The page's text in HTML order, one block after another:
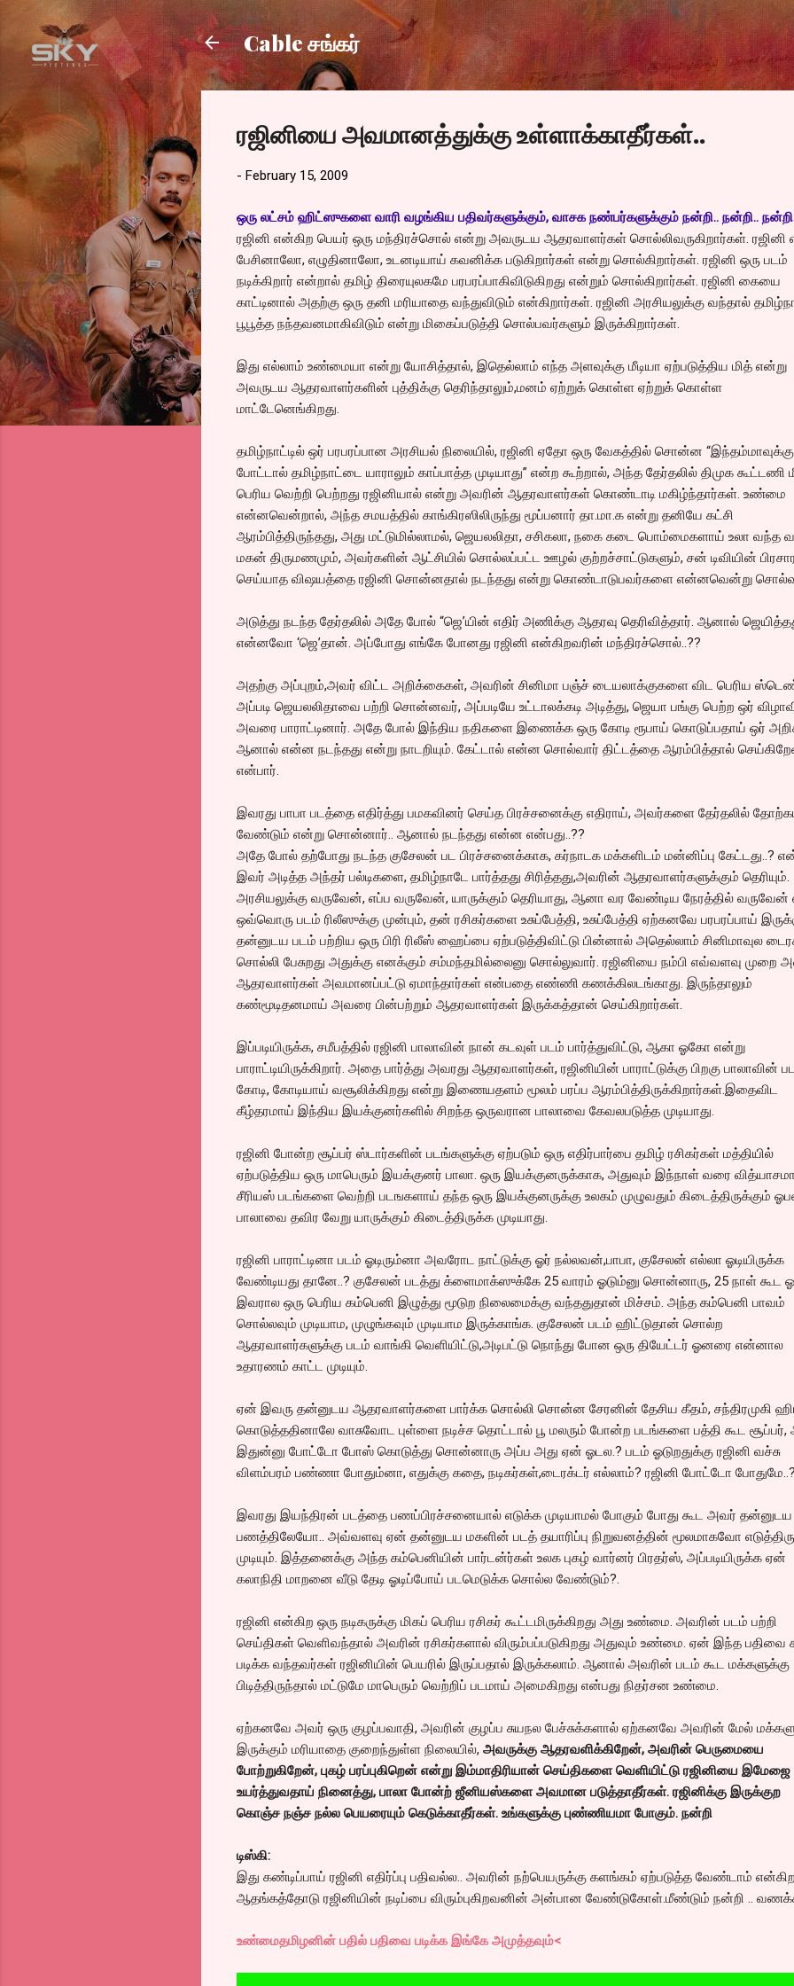
Skip to main content
Cable சங்கர்
ரஜினியை அவமானத்துக்கு உள்ளாக்காதீர்கள்..
- February 15, 2009
ஒரு லட்சம் ஹிட்ஸுகளை வாரி வழங்கிய பதிவர்களுக்கும், வாசக நண்பர்களுக்கும் நன்றி.. நன்றி..
ரஜினி என்கிற பெயர் ஒரு மந்திரச்சொல் என்று அவருடய ஆதரவாளர்கள் சொல்லிவருகிறார்கள். ரஜினி
பேசினாலோ, எழுதினாலோ, உடனடியாய் கவனிக்க படுகிறார்கள் என்று சொல்கிறார்கள். ரஜினி ஒரு படம்
நடிக்கிறார் என்றால் தமிழ் திரையுலகமே பரபரப்பாகிவிடுகிறது என்றும் சொல்கிறார்கள். ரஜினி கையை
காட்டினால் அதற்கு ஒரு தனி மரியாதை வந்துவிடும் என்கிறார்கள். ரஜினி அரசியலுக்கு வந்தால்
பூபூத்த நந்தவனமாகிவிடும் என்று மிகைப்படுத்தி சொல்பவர்களும் இருக்கிறார்கள்.
இது எல்லாம் உண்மையா என்று யோசித்தால், இதெல்லாம் எந்த அளவுக்கு மீடியா ஏற்படுத்திய மித் என்று
அவருடய ஆதரவாளர்களின் புத்திக்கு தெரிந்தாலும்,மனம் ஏற்றுக் கொள்ள ஏற்றுக் கொள்ள
மாட்டேனெங்கிறது.
தமிழ்நாட்டில் ஒர் பரபரப்பான அரசியல் நிலையில், ரஜினி ஏதோ ஒரு வேகத்தில் சொன்ன “இந்தம்மாவுக்கு
போட்டால் தமிழ்நாட்டை யாராலும் காப்பாத்த முடியாது” என்ற கூற்றால், அந்த தேர்தலில் திமுக கூட்டணி
பெரிய வெற்றி பெற்றது ரஜினியால் என்று அவரின் ஆதரவாளர்கள் கொண்டாடி மகிழ்ந்தார்கள். உண்மை
என்னவென்றால், அந்த சமயத்தில் காங்கிரஸிலிருந்து மூப்பனார் தா.மா.க என்று தனியே கட்சி
ஆரம்பித்திருந்தது, அது மட்டுமில்லாமல், ஜெயலலிதா, சசிகலா, நகை கடை பொம்மைகளாய் உலா வந்த
மகன் திருமணமும், அவர்களின் ஆட்சியில் சொல்லப்பட்ட ஊழல் குற்றச்சாட்டுகளும், சன் டிவியின்
செய்யாத விஷயத்தை ரஜினி சொன்னதால் நடந்தது என்று கொண்டாடுபவர்களை என்னவென்று
அடுத்து நடந்த தேர்தலில் அதே போல் “ஜெ’யின் எதிர் அணிக்கு ஆதரவு தெரிவித்தார். ஆனால்
என்னவோ ‘ஜெ’தான். அப்போது எங்கே போனது ரஜினி என்கிறவரின் மந்திரச்சொல்..??
அதற்கு அப்புறம்,அவர் விட்ட அறிக்கைகள், அவரின் சினிமா பஞ்ச் டையலாக்குகளை விட பெரிய
அப்படி ஜெயலலிதாவை பற்றி சொன்னவர், அப்படியே உட்டாலக்கடி அடித்து, ஜெயா பங்கு பெற்ற ஒர்
அவரை பாராட்டினார். அதே போல் இந்திய நதிகளை இணைக்க ஒரு கோடி ரூபாய் கொடுப்பதாய் ஒர்
ஆனால் என்ன நடந்தது என்று நாடறியும். கேட்டால் என்ன சொல்வார் திட்டத்தை ஆரம்பித்தால்
என்பார்.
இவரது பாபா படத்தை எதிர்த்து பமகவினர் செய்த பிரச்சனைக்கு எதிராய், அவர்களை தேர்தலில்
வேண்டும் என்று சொன்னார்.. ஆனால் நடந்தது என்ன என்பது..??
அதே போல் தற்போது நடந்த குசேலன் பட பிரச்சனைக்காக, கர்நாடக மக்களிடம் மன்னிப்பு கேட்டது..?
இவர் அடித்த அந்தர் பல்டிகளை, தமிழ்நாடே பார்த்தது சிரித்தது,அவரின் ஆதரவாளர்களுக்கும் தெரியும்.
அரசியலுக்கு வருவேன், எப்ப வருவேன், யாருக்கும் தெரியாது, ஆனா வர வேண்டிய நேரத்தில் வருவேன்
ஒவ்வொரு படம் ரிலீஸுக்கு முன்பும், தன் ரசிகர்களை உசுப்பேத்தி, உசுப்பேத்தி ஏற்கனவே பரபரப்பாய்
தன்னுடய படம் பற்றிய ஒரு பிரி ரிலீஸ் ஹைப்பை ஏற்படுத்திவிட்டு பின்னால் அதெல்லாம் சினிமாவுல
சொல்லி பேசுறது அதுக்கு எனக்கும் சம்மந்தமில்லைனு சொல்லுவார். ரஜினியை நம்பி எவ்வளவு முறை
ஆதரவாளர்கள் அவமானப்பட்டு ஏமாந்தார்கள் என்பதை எண்ணி கணக்கிலடங்காது. இருந்தாலும்
கண்மூடிதனமாய் அவரை பின்பற்றும் ஆதரவாளர்கள் இருக்கத்தான் செய்கிறார்கள்.
இப்படியிருக்க, சமீபத்தில் ரஜினி பாலாவின் நான் கடவுள் படம் பார்த்துவிட்டு, ஆகா ஓகோ என்று
பாராட்டியிருக்கிறார். அதை பார்த்து அவரது ஆதரவாளர்கள், ரஜினியின் பாராட்டுக்கு பிறகு பாலாவின்
கோடி, கோடியாய் வசூலிக்கிறது என்று இணையதளம் மூலம் பரப்ப ஆரம்பித்திருக்கிறார்கள்.இதைவிட
கீழ்தரமாய் இந்திய இயக்குனர்களில் சிறந்த ஒருவரான பாலாவை கேவலபடுத்த முடியாது.
ரஜினி போன்ற சூப்பர் ஸ்டார்களின் படங்களுக்கு ஏற்படும் ஒரு எதிர்பார்பை தமிழ் ரசிகர்கள் மத்தியில்
ஏற்படுத்திய ஒரு மாபெரும் இயக்குனர் பாலா. ஒரு இயக்குனருக்காக, அதுவும் இந்நாள் வரை
சீரியஸ் படங்களை வெற்றி படஙகளாய் தந்த ஒரு இயக்குனருக்கு உலகம் முழுவதும் கிடைத்திருக்கும்
பாலாவை தவிர வேறு யாருக்கும் கிடைத்திருக்க முடியாது.
ரஜினி பாராட்டினா படம் ஓடிரும்னா அவரோட நாட்டுக்கு ஓர் நல்லவன்,பாபா, குசேலன் எல்லா ஓடியிருக்க
வேண்டியது தானே..? குசேலன் படத்து க்ளைமாக்ஸுக்கே 25 வாரம் ஓடும்னு சொன்னாரு, 25 நாள் கூட
இவரால ஒரு பெரிய கம்பெனி இழுத்து மூடுற நிலைமைக்கு வந்ததுதான் மிச்சம். அந்த கம்பெனி பாவம்
சொல்லவும் முடியாம, முழுங்கவும் முடியாம இருக்காங்க. குசேலன் படம் ஹிட்டுதான் சொல்ற
ஆதரவாளர்களுக்கு படம் வாங்கி வெளியிட்டு,அடிபட்டு நொந்து போன ஒரு தியேட்டர் ஓனரை என்னால
உதாரணம் காட்ட முடியும்.
ஏன் இவரு தன்னுடய ஆதரவாளர்களை பார்க்க சொல்லி சொன்ன சேரனின் தேசிய கீதம், சந்திரமுகி
கொடுத்ததினாலே வாசுவோட புள்ளை நடிச்ச தொட்டால் பூ மலரும் போன்ற படங்களை பத்தி கூட சூப்பர்,
இதுன்னு போட்டோ போஸ் கொடுத்து சொன்னாரு அப்ப அது ஏன் ஓடல.? படம் ஓடுறதுக்கு ரஜினி வச்சு
விளம்பரம் பண்ணா போதும்னா, எதுக்கு கதை, நடிகர்கள்,டைரக்டர் எல்லாம்? ரஜினி போட்டோ போதுமே..?
இவரது இயந்திரன் படத்தை பணப்பிரச்சனையால் எடுக்க முடியாமல் போகும் போது கூட அவர் தன்னுடய
பணத்திலேயோ.. அவ்வளவு ஏன் தன்னுடய மகளின் படத் தயாரிப்பு நிறுவனத்தின் மூலமாகவோ
முடியும். இத்தனைக்கு அந்த கம்பெனியின் பார்டன்ர்கள் உலக புகழ் வார்னர் பிரதர்ஸ், அப்படியிருக்க ஏன்
கலாநிதி மாறனை வீடு தேடி ஓடிப்போய் படமெடுக்க சொல்ல வேண்டும்?.
ரஜினி என்கிற ஒரு நடிகருக்கு மிகப் பெரிய ரசிகர் கூட்டமிருக்கிறது அது உண்மை. அவரின் படம் பற்றி
செய்திகள் வெளிவந்தால் அவரின் ரசிகர்களால் விரும்பப்படுகிறது அதுவும் உண்மை. ஏன் இந்த பதிவை
படிக்க வந்தவர்கள் ரஜினியின் பெயரில் இருப்பதால் இருக்கலாம். ஆனால் அவரின் படம் கூட மக்களுக்கு
பிடித்திருந்தால் மட்டுமே மாபெரும் வெற்றிப் படமாய் அமைகிறது என்பது நிதர்சன உண்மை.
ஏற்கனவே அவர் ஒரு குழப்பவாதி, அவரின் குழப்ப சுயநல பேச்சுக்களால் ஏற்கனவே அவரின் மேல்
இருக்கும் மரியாதை குறைந்துள்ள நிலையில், அவருக்கு ஆதரவளிக்கிறேன், அவரின் பெருமையை
போற்றுகிறேன், புகழ் பரப்புகிறென் என்று இம்மாதிரியான் செய்திகளை வெளியிட்டு ரஜினியை இமேஜை
உயர்த்துவதாய் நினைத்து, பாலா போன்ற் ஜீனியஸ்களை அவமான படுத்தாதீர்கள். ரஜினிக்கு இருக்குற
கொஞ்ச நஞ்ச நல்ல பெயரையும் கெடுக்காதீர்கள். உங்களுக்கு புண்ணியமா போகும். நன்றி
டிஸ்கி:
இது கண்டிப்பாய் ரஜினி எதிர்ப்பு பதிவல்ல.. அவரின் நற்பெயருக்கு களங்கம் ஏற்படுத்த வேண்டாம் என்கிற
ஆதங்கத்தோடு ரஜினியின் நடிப்பை விரும்புகிறவனின் அன்பான வேண்டுகோள்.மீண்டும் நன்றி ..
உண்மைதமிழனின் பதில் பதிவை படிக்க இங்கே அமுத்தவும்<